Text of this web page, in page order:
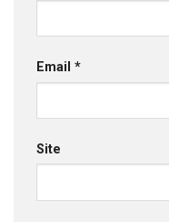
Email *
Site